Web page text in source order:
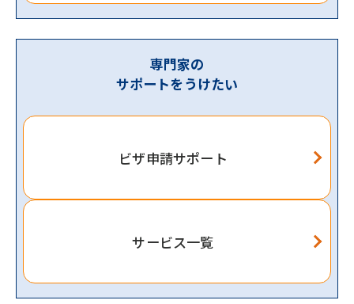
専門家の
サポートをうけたい
ビザ申請サポート
サービス一覧